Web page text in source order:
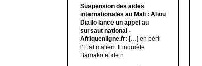
Suspension des aides
internationales au Mali : Aliou
Diallo lance un appel au
sursaut national -
Afriquenligne.fr: […] en péril
l’Etat malien. Il inquiète
Bamako et de n